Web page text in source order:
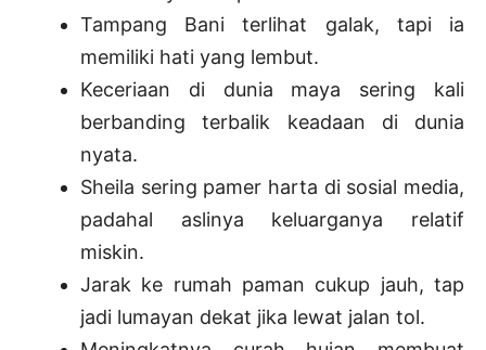
Tampang Bani terlihat galak, tapi ia
memiliki hati yang lembut.
Keceriaan di dunia maya sering kali
berbanding terbalik keadaan di dunia
nyata.
Sheila sering pamer harta di sosial media,
padahal aslinya keluarganya relatif
miskin.
Jarak ke rumah paman cukup jauh, tap
jadi lumayan dekat jika lewat jalan tol.